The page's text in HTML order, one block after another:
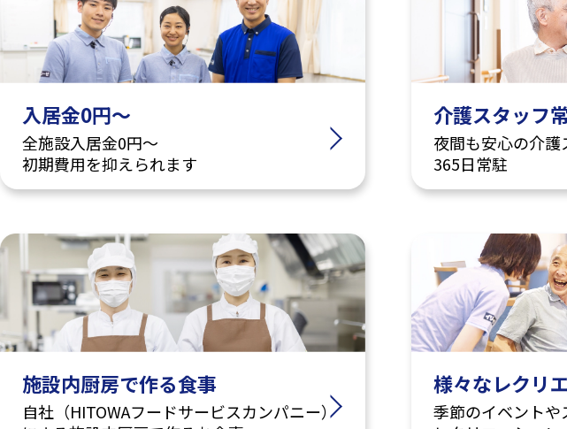
入居金0円～
全施設入居金0円～
初期費用を抑えられます
介護スタッフ
夜間も安心の介
365日常駐
施設内厨房で作る食事
自社（HITOWAフードサービスカンパニー）
様々なレクリ
季節のイベントや